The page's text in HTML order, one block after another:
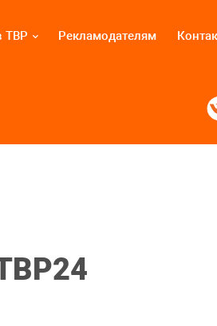
ТВР Рекламодателям